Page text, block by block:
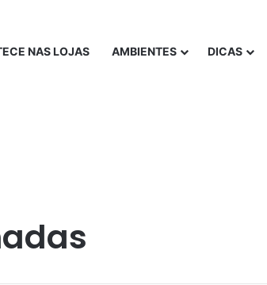
NAS LOJAS AMBIENTES DICAS